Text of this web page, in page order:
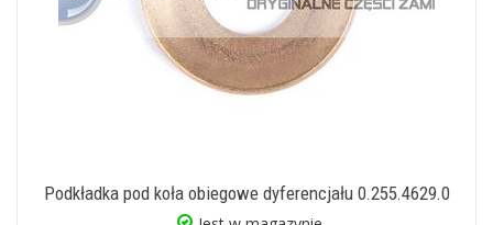
Podkładka pod koła obiegowe dyferencjału 0.255.4629.0